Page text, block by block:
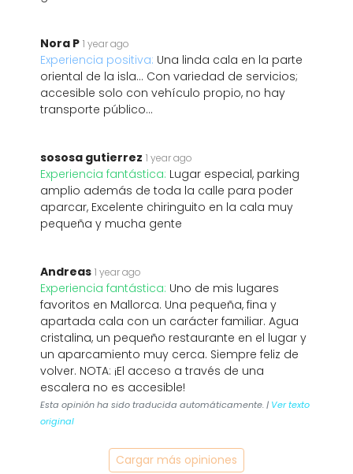
Nora P 1 year ago
Experiencia positiva: Una linda cala en la parte
oriental de la isla… Con variedad de servicios;
accesible solo con vehículo propio, no hay
transporte público…
sososa gutierrez 1 year ago
Experiencia fantástica: Lugar especial, parking
amplio además de toda la calle para poder
aparcar, Excelente chiringuito en la cala muy
pequeña y mucha gente
Andreas 1 year ago
Experiencia fantástica: Uno de mis lugares
favoritos en Mallorca. Una pequeña, fina y
apartada cala con un carácter familiar. Agua
cristalina, un pequeño restaurante en el lugar y
un aparcamiento muy cerca. Siempre feliz de
volver. NOTA: ¡El acceso a través de una
escalera no es accesible!
Esta opinión ha sido traducida automáticamente. | Ver texto
original
Cargar más opiniones